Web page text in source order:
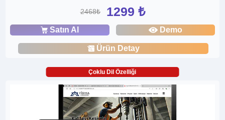
2468₺ 1299 ₺
Satın Al Demo
Ürün Detay
Çoklu Dil Özelliği